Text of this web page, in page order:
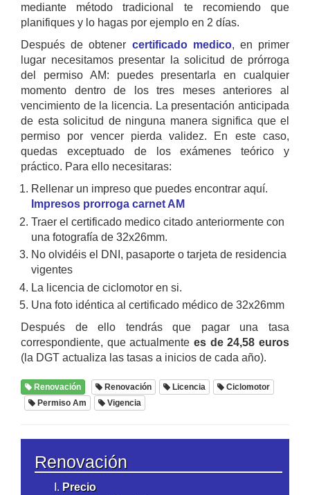
mediante método tradicional te recomiendo que
planifiques y lo hagas por ejemplo en 2 días.
Después de obtener certificado medico, en primer
lugar necesitamos presentar la solicitud de prórroga
del permiso AM: puedes presentarla en cualquier
momento dentro de los tres meses anteriores al
vencimiento de la licencia. La presentación anticipada
de esta solicitud de ninguna manera significa que el
permiso por vencer pierda validez. En este caso,
quedas exceptuado de los exámenes teórico y
práctico. Para ello necesitaras:
Rellenar un impreso que puedes encontrar aquí.
Impresos prorroga carnet AM
Traer el certificado medico citado anteriormente con
una fotografía de 32x26mm.
No olvidéis el DNI, pasaporte o tarjeta de residencia
vigentes
La licencia de ciclomotor en si.
Una foto idéntica al certificado médico de 32x26mm
Después de ello tendrás que pagar una tasa
correspondiente, que actualmente es de 24,58 euros
(la DGT actualiza las tasas a inicios de cada año).
Renovación Renovación Licencia
Ciclomotor
Permiso Am
Vigencia
Renovación
Precio